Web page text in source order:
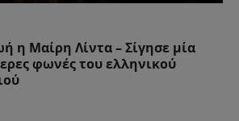
η Μαίρη Λίντα – Σίγησε μία
φωνές του ελληνικού